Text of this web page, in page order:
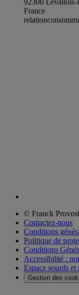
France
© Franck
Contactez-nous
Conditions
Politique de
Conditions
Accessibilité :
Espace sourds et
Gestion des